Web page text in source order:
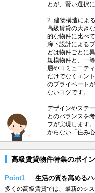
とが、賢い選択
2. 建物構造によ
高級賃貸の大き
的な物件に比べ
廊下設計による
どは物件ごとに
規模物件と、一
層やコミュニテ
だけでなくエン
のプライベート
ないコツです。
デザインやステ
とのバランスを
フが実現します
からない「住み
高級賃貸物件特集のポイ
Point1 生活の質を高める
多くの高級賃貸では、最新のシ